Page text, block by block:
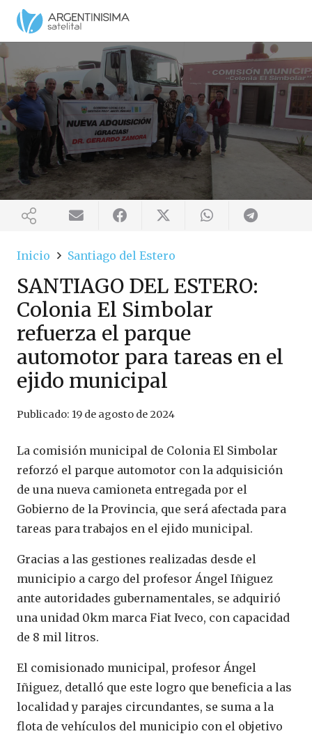
Inicio Santiago del Estero
SANTIAGO DEL ESTERO:
Colonia El Simbolar
refuerza el parque
automotor para tareas en el
ejido municipal
Publicado: 19 de agosto de 2024
La comisión municipal de Colonia El Simbolar
reforzó el parque automotor con la adquisición
de una nueva camioneta entregada por el
Gobierno de la Provincia, que será afectada para
tareas para trabajos en el ejido municipal.
Gracias a las gestiones realizadas desde el
municipio a cargo del profesor Ángel Iñiguez
ante autoridades gubernamentales, se adquirió
una unidad 0km marca Fiat Iveco, con capacidad
de 8 mil litros.
El comisionado municipal, profesor Ángel
Iñiguez, detalló que este logro que beneficia a las
localidad y parajes circundantes, se suma a la
flota de vehículos del municipio con el objetivo